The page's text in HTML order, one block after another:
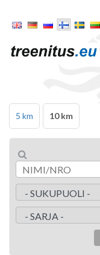
5 km 10 km